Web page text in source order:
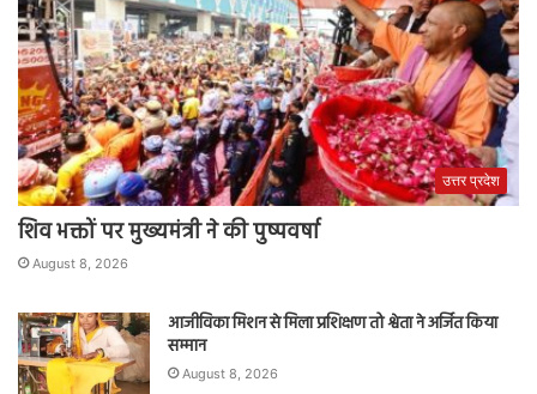
उत्तर प्रदेश
शिव भक्तों पर मुख्यमंत्री ने की पुष्पवर्षा
August 8, 2026
आजीविका मिशन से मिला प्रशिक्षण तो श्वेता ने अर्जित किया
सम्मान
August 8, 2026